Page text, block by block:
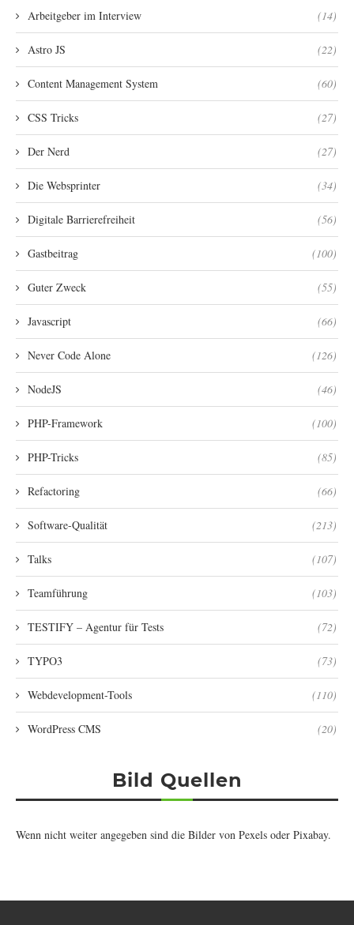
Arbeitgeber im Interview (14)
Astro JS (22)
Content Management System (60)
CSS Tricks (27)
Der Nerd (27)
Die Websprinter (34)
Digitale Barrierefreiheit (56)
Gastbeitrag (100)
Guter Zweck (55)
Javascript (66)
Never Code Alone (126)
NodeJS (46)
PHP-Framework (100)
PHP-Tricks (85)
Refactoring (66)
Software-Qualität (213)
Talks (107)
Teamführung (103)
TESTIFY – Agentur für Tests (72)
TYPO3 (73)
Webdevelopment-Tools (110)
WordPress CMS (20)
Bild Quellen
Wenn nicht weiter angegeben sind die Bilder von Pexels oder Pixabay.